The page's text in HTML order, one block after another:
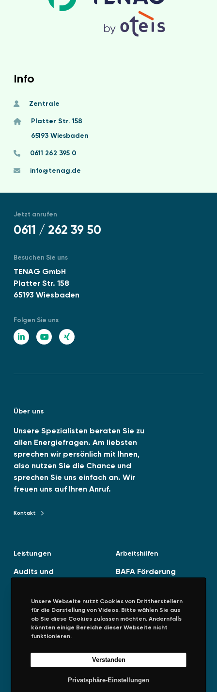
Info
Zentrale
Platter Str. 158
65193 Wiesbaden
0611 262 395 0
info@tenag.de
Jetzt anrufen
0611 / 262 39 50
Besuchen Sie uns
TENAG GmbH
Platter Str. 158
65193 Wiesbaden
Folgen Sie uns
L
d
I
n
Y
e
X
Über uns
Unsere Spezialisten beraten Sie zu
allen Energiefragen. Am liebsten
sprechen wir persönlich mit Ihnen,
also nutzen Sie die Chance und
sprechen Sie uns einfach an. Wir
freuen uns auf Ihren Anruf.
Kontakt
Leistungen
Audits und
Energiestrategie
Arbeitshilfen
BAFA Förderung
(SPAEFV)
Rechtliches
Unsere Webseite nutzt Cookies von Drittherstellern
für die Darstellung von Videos. Bitte wählen Sie aus
ob Sie diese Cookies zulassen möchten. Andernfalls
könnten einige Bereiche dieser Webseite nicht
funktionieren.
Privatsphäre-Einstellungen
Verstanden